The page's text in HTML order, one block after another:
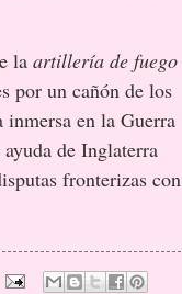
laartillería de fuego
por un cañón de los
inmersa en la Guerra
de Inglaterra
fronterizas con